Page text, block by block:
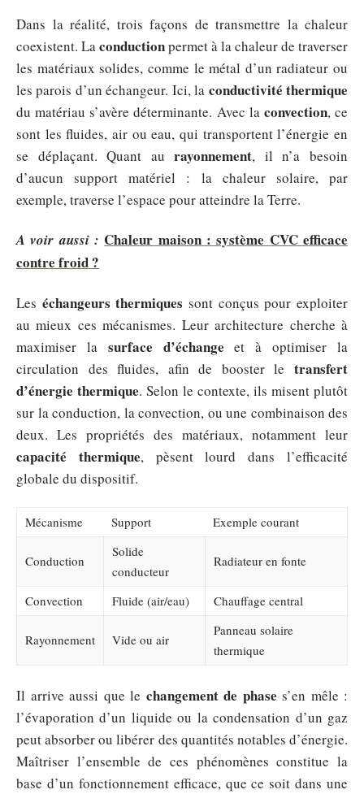
Dans la réalité, trois façons de transmettre la chaleur
coexistent. La conductionpermet à la chaleur de traverser
les matériaux solides, comme le métal d’un radiateur ou
les parois d’un échangeur. Ici, la conductivité thermique
du matériau s’avère déterminante. Avec la convection, ce
sont les fluides, air ou eau, qui transportent l’énergie en
se déplaçant. Quant aurayonnement, il n’a besoin
d’aucun support matériel : la chaleur solaire, par
exemple, traverse l’espace pour atteindre la Terre.
A voir aussi : Chaleur maison : système CVC efficace
contre froid ?
Les échangeurs thermiques sont conçus pour exploiter
au mieux ces mécanismes. Leur architecture cherche à
maximiser la surface d’échange et à optimiser la
circulation des fluides, afin de booster le transfert
d’énergie thermique. Selon le contexte, ils misent plutôt
sur la conduction, la convection, ou une combinaison des
deux. Les propriétés des matériaux, notamment leur
capacité thermique, pèsent lourd dans l’efficacité
globale du dispositif.
Mécanisme Support Exemple courant
Conduction
Solide
conducteur
Radiateur en fonte
Convection Fluide (air/eau) Chauffage central
Rayonnement Vide ou air
Panneau solaire
thermique
Il arrive aussi que le changement de phase s’en mêle :
l’évaporation d’un liquide ou la condensation d’un gaz
peut absorber ou libérer des quantités notables d’énergie.
Maîtriser l’ensemble de ces phénomènes constitue la
base d’un fonctionnement efficace, que ce soit dans une